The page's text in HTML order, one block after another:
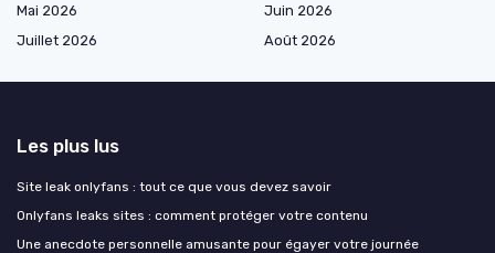
Mai 2026
Juin 2026
Juillet 2026
Août 2026
Les plus lus
Site leak onlyfans : tout ce que vous devez savoir
Onlyfans leaks sites : comment protéger votre contenu
Une anecdote personnelle amusante pour égayer votre journée